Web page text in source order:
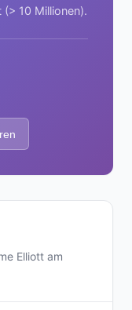
10 Millionen).
Elliott am